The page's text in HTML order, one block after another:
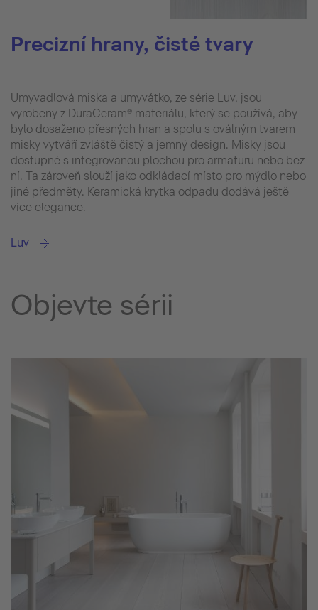
Precizní hrany, čisté tvary
Umyvadlová miska a umyvátko, ze série Luv, jsou
vyrobeny z DuraCeram® materiálu, který se používá, aby
bylo dosaženo přesných hran a spolu s oválným tvarem
misky vytváří zvláště čistý a jemný design. Misky jsou
dostupné s integrovanou plochou pro armaturu nebo bez
ní. Ta zároveň slouží jako odkládací místo pro mýdlo nebo
jiné předměty. Keramická krytka odpadu dodává ještě
více elegance.
Luv
Objevte sérii